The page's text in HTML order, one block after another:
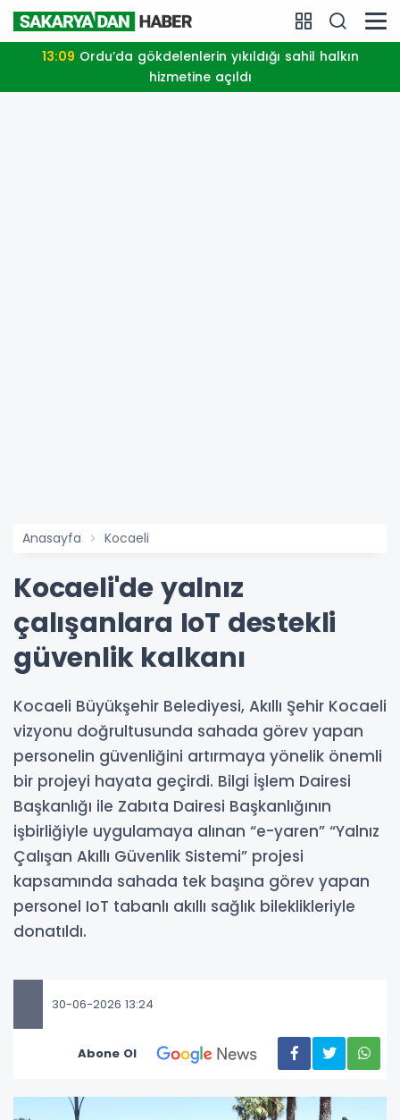
13:09
hizmetine açıldı
Anasayfa Kocaeli
Kocaeli'de yalnız
çalışanlara IoT destekli
güvenlik kalkanı
Kocaeli Büyükşehir Belediyesi, Akıllı Şehir Kocaeli
vizyonu doğrultusunda sahada görev yapan
personelin güvenliğini artırmaya yönelik önemli
bir projeyi hayata geçirdi. Bilgi İşlem Dairesi
Başkanlığı ile Zabıta Dairesi Başkanlığının
işbirliğiyle uygulamaya alınan “e-yaren” “Yalnız
Çalışan Akıllı Güvenlik Sistemi” projesi
kapsamında sahada tek başına görev yapan
personel IoT tabanlı akıllı sağlık bileklikleriyle
donatıldı.
30-06-2026 13:24
Abone Ol